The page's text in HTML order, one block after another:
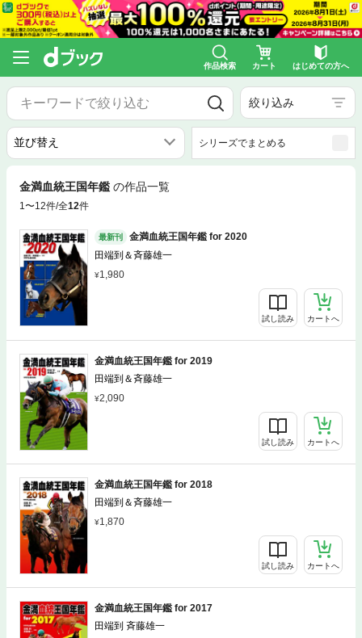
作品検索 カート はじめての方へ
絞り込み
シリーズでまとめる
金満血統王国年鑑 の作品一覧
1〜12件/全12件
最新刊
金満血統王国年鑑 for 2020
田端到＆斉藤雄一
1,980
試し読み カートへ
金満血統王国年鑑 for 2019
田端到＆斉藤雄一
2,090
試し読み カートへ
金満血統王国年鑑 for 2018
田端到＆斉藤雄一
1,870
試し読み カートへ
金満血統王国年鑑 for 2017
田端到 斉藤雄一